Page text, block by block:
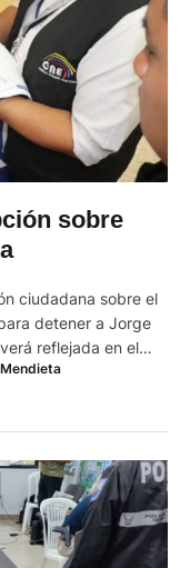
sobre
ciudadana sobre el
detener a Jorge
reflejada en el
de Analis
política, el